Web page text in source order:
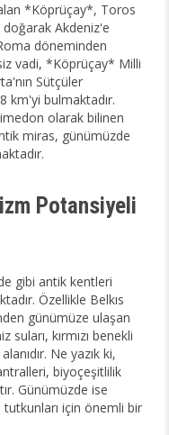
*Köprüçay*, Toros
doğarak Akdeniz'e
döneminden
vadi, *Köprüçay* Milli
Sütçüler
km'yi bulmaktadır.
olarak bilinen
miras, günümüzde
Potansiyeli
gibi antik kentleri
Özellikle Belkıs
günümüze ulaşan
kırmızı benekli
Ne yazık ki,
biyoçeşitlilik
Günümüzde ise
için önemli bir